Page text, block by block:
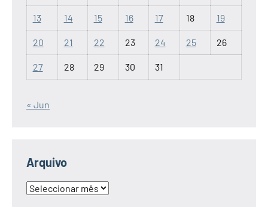
13 14 15 16 17 18 19
20 21 22 23 24 25 26
27 28 29 30 31
« Jun
Arquivo
Arquivo